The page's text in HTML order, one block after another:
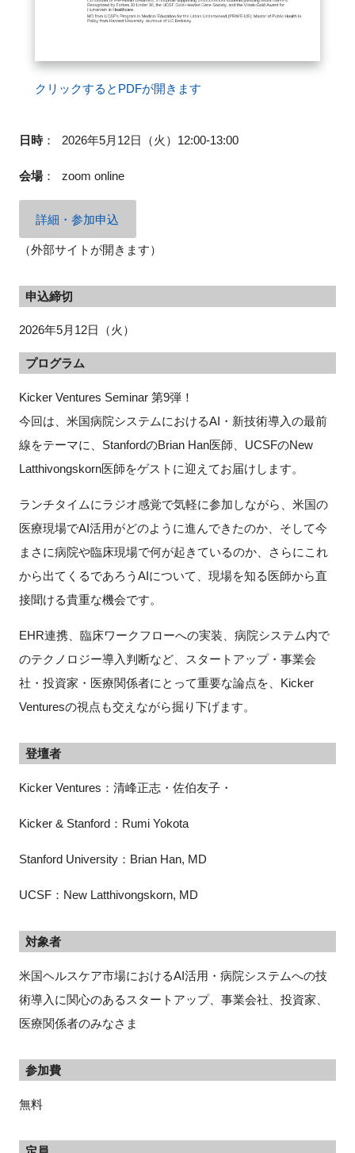
クリックするとPDFが開きます
日時： 2026年5月12日（火）12:00-13:00
会場： zoom online
詳細・参加申込
（外部サイトが開きます）
申込締切
2026年5月12日（火）
プログラム
Kicker Ventures Seminar 第9弾！
今回は、米国病院システムにおけるAI・新技術導入の最前
線をテーマに、StanfordのBrian Han医師、UCSFのNew
Latthivongskorn医師をゲストに迎えてお届けします。
ランチタイムにラジオ感覚で気軽に参加しながら、米国の
医療現場でAI活用がどのように進んできたのか、そして今
まさに病院や臨床現場で何が起きているのか、さらにこれ
から出てくるであろうAIについて、現場を知る医師から直
接聞ける貴重な機会です。
EHR連携、臨床ワークフローへの実装、病院システム内で
のテクノロジー導入判断など、スタートアップ・事業会
社・投資家・医療関係者にとって重要な論点を、Kicker
Venturesの視点も交えながら掘り下げます。
登壇者
Kicker Ventures：清峰正志・佐伯友子・
Kicker & Stanford：Rumi Yokota
Stanford University：Brian Han, MD
UCSF：New Latthivongskorn, MD
対象者
米国ヘルスケア市場におけるAI活用・病院システムへの技
術導入に関心のあるスタートアップ、事業会社、投資家、
医療関係者のみなさま
参加費
無料